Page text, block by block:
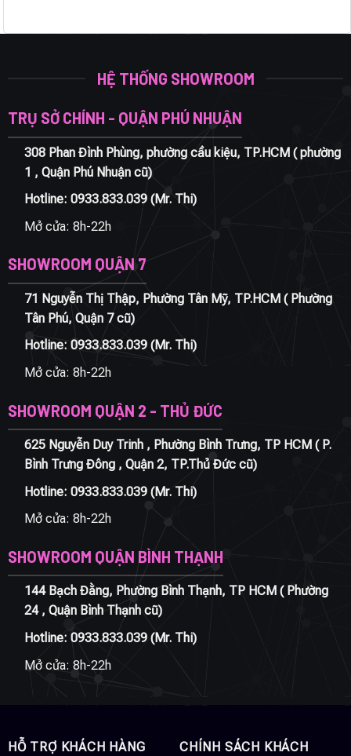
HỆ THỐNG SHOWROOM
TRỤ SỞ CHÍNH - QUẬN PHÚ NHUẬN
308 Phan Đình Phùng, phường cầu kiệu, TP.HCM ( phường
1 , Quận Phú Nhuận cũ)
Hotline: 0933.833.039(Mr. Thi)
Mở cửa: 8h-22h
SHOWROOM QUẬN 7
71 Nguyễn Thị Thập, Phường Tân Mỹ, TP.HCM ( Phường
Tân Phú, Quận 7 cũ)
Hotline: 0933.833.039(Mr. Thi)
Mở cửa: 8h-22h
SHOWROOM QUẬN 2 - THỦ ĐỨC
625 Nguyễn Duy Trinh , Phường Bình Trưng, TP HCM ( P.
Bình Trưng Đông , Quận 2, TP.Thủ Đức cũ)
Hotline: 0933.833.039(Mr. Thi)
Mở cửa: 8h-22h
SHOWROOM QUẬN BÌNH THẠNH
144 Bạch Đằng, Phường Bình Thạnh, TP HCM ( Phường
24 , Quận Bình Thạnh cũ)
Hotline: 0933.833.039(Mr. Thi)
Mở cửa: 8h-22h
HỖ TRỢ KHÁCH HÀNG
CHÍNH SÁCH KHÁCH